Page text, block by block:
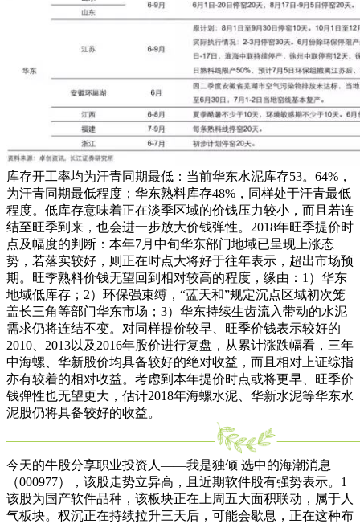
库存开工率均为汗青同期最低：当前华东水泥库存53。64%，
为汗青同期最低程度；华东熟料库存48%，同样处于汗青最低
程度。低库存意味着正在淡季区域的价钱压力较小，而且若连
结至旺季到来，也会进一步放大价钱弹性。2018年旺季提价时
点及幅度的判断：本年7月中旬华东部门地域已呈现上涨态
势，若落实较好，则正在时点大将好于往年表示，超出市场预
期。旺季熟料价钱无望回到相对较高的程度，缘由：1）华东
地域低库存；2）环保强束缚，“蓝天和”规定沉点区域初次笼
盖长三角等部门华东市场；3）华东持续生齿流入带动的水泥
需求仍将连结不变。对同样提价较早、旺季价钱表示较好的
2010、2013以及2016年股价进行复盘，从累计涨跌幅看，三年
中海螺、华新股价均具备较好的绝对收益，而且相对上证综指
亦有较着的相对收益。考虑到本年提价时点或将更早、旺季价
钱弹性也无望更大，估计2018年海螺水泥、华新水泥等华东水
泥股仍将具备较好的收益。
今天的牛股分享职业投资人——我是独倾 选中的海潮消息
（000977），该股走势立异高，且近期软件股有强势表示。1
该股为国产软件品种，该板块正在上周五大面积联动，属于人
气板块。权沉正在持续拉升三天后，可能会歇息，正在这种布